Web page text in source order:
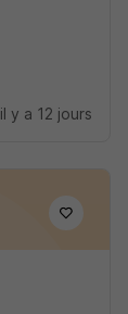
il y a 12 jours